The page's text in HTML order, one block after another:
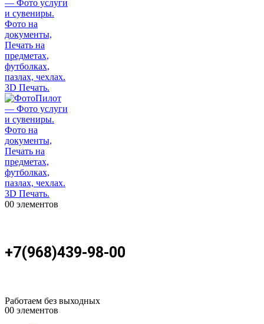
00 элементов
+7(968)439-98-00
Работаем без выходных
00 элементов